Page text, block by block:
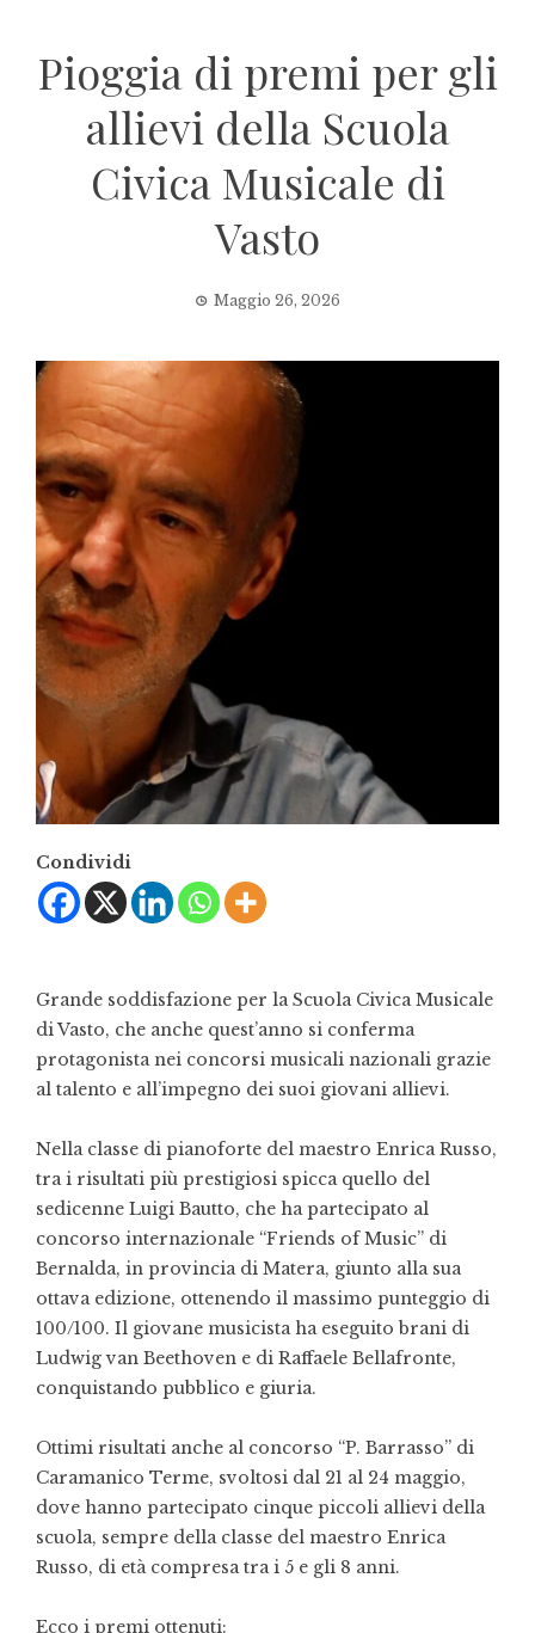
Pioggia di premi per gli
allievi della Scuola
Civica Musicale di
Vasto
Maggio 26, 2026
Condividi
Grande soddisfazione per la Scuola Civica Musicale
di Vasto, che anche quest’anno si conferma
protagonista nei concorsi musicali nazionali grazie
al talento e all’impegno dei suoi giovani allievi.
Nella classe di pianoforte del maestro Enrica Russo,
tra i risultati più prestigiosi spicca quello del
sedicenne Luigi Bautto, che ha partecipato al
concorso internazionale “Friends of Music” di
Bernalda, in provincia di Matera, giunto alla sua
ottava edizione, ottenendo il massimo punteggio di
100/100. Il giovane musicista ha eseguito brani di
Ludwig van Beethoven e di Raffaele Bellafronte,
conquistando pubblico e giuria.
Ottimi risultati anche al concorso “P. Barrasso” di
Caramanico Terme, svoltosi dal 21 al 24 maggio,
dove hanno partecipato cinque piccoli allievi della
scuola, sempre della classe del maestro Enrica
Russo, di età compresa tra i 5 e gli 8 anni.
Ecco i premi ottenuti: